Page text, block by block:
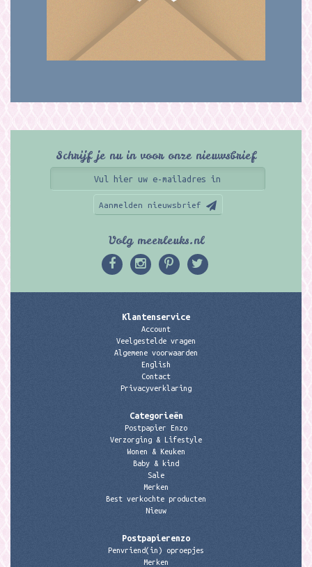
Schrijf je nu in voor onze nieuwsbrief
Aanmelden nieuwsbrief
Volg meerleuks.nl
Klantenservice
Account
Veelgestelde vragen
Algemene voorwaarden
English
Contact
Privacyverklaring
Categorieën
Postpapier Enzo
Verzorging & Lifestyle
Wonen & Keuken
Baby & kind
Sale
Merken
Best verkochte producten
Nieuw
Postpapierenzo
Penvriend(in) oproepjes
Merken